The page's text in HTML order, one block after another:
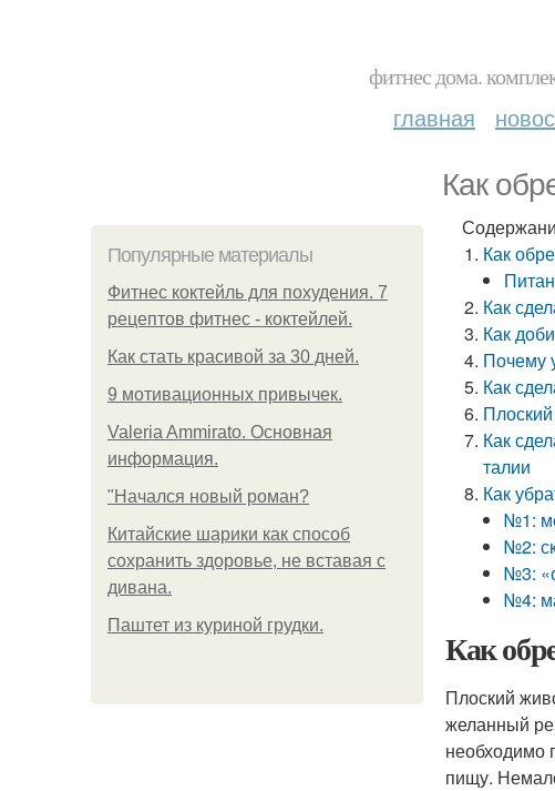
фитнес дома.
главная
Как
Популярные материалы
Фитнес коктейль для похудения. 7
рецептов фитнес - коктейлей.
Как стать красивой за 30 дней.
9 мотивационных привычек.
Valeria Ammirato. Основная
информация.
"Начался новый роман?
Китайские шарики как способ
сохранить здоровье, не вставая с
дивана.
Паштет из куриной грудки.
Как
Как
Как
Почему
Как
Как
талии
Как
№1:
№2:
№3:
№4:
Как
Плоский
желанный
необходимо
пищу.